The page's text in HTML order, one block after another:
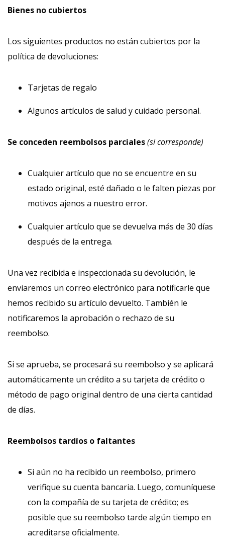
Bienes no cubiertos
Los siguientes productos no están cubiertos por la
política de devoluciones:
Tarjetas de regalo
Algunos artículos de salud y cuidado personal.
Se conceden reembolsos parciales(si corresponde)
Cualquier artículo que no se encuentre en su
estado original, esté dañado o le falten piezas por
motivos ajenos a nuestro error.
Cualquier artículo que se devuelva más de 30 días
después de la entrega.
Una vez recibida e inspeccionada su devolución, le
enviaremos un correo electrónico para notificarle que
hemos recibido su artículo devuelto. También le
notificaremos la aprobación o rechazo de su
reembolso.
Si se aprueba, se procesará su reembolso y se aplicará
automáticamente un crédito a su tarjeta de crédito o
método de pago original dentro de una cierta cantidad
de días.
Reembolsos tardíos o faltantes
Si aún no ha recibido un reembolso, primero
verifique su cuenta bancaria. Luego, comuníquese
con la compañía de su tarjeta de crédito; es
posible que su reembolso tarde algún tiempo en
acreditarse oficialmente.